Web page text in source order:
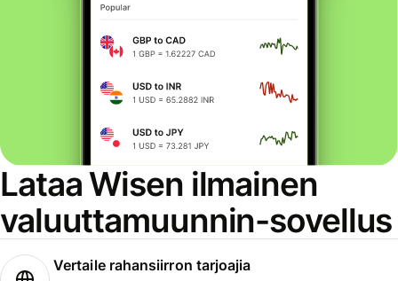
Lataa Wisen ilmainen
valuuttamuunnin-sovellus
Vertaile rahansiirron tarjoajia